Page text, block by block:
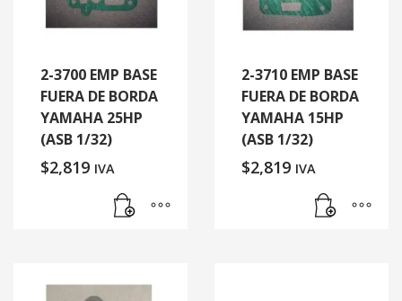
2-3700 EMP BASE
FUERA DE BORDA
YAMAHA 25HP
(ASB 1/32)
$2,819 IVA
2-3710 EMP BASE
FUERA DE BORDA
YAMAHA 15HP
(ASB 1/32)
$2,819 IVA